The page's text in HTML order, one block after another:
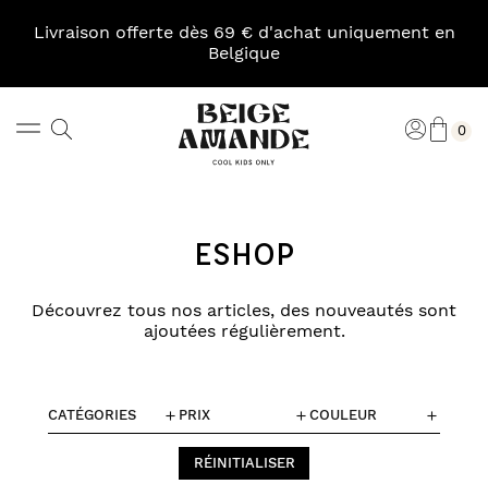
Livraison offerte dès 69 € d'achat uniquement en
Belgique
Rechercher 0
ESHOP
Découvrez tous nos articles, des nouveautés sont
ajoutées régulièrement.
CATÉGORIES PRIX COULEUR
RÉINITIALISER